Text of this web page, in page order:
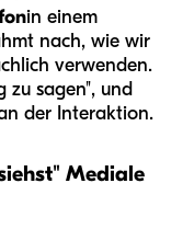
in einem
nach, wie wir
verwenden.
zu sagen", und
der Interaktion.
Mediale